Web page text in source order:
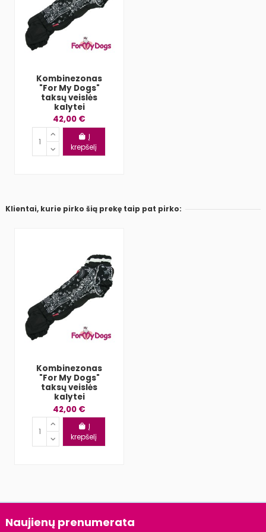
Kombinezonas
"For My Dogs"
taksų veislės
kalytei
42,00 €
Į
krepšelį
Klientai, kurie pirko šią prekę taip pat pirko:
Kombinezonas
"For My Dogs"
taksų veislės
kalytei
42,00 €
Į
krepšelį
Naujienų prenumerata